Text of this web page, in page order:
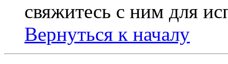
свяжитесь с ним для
Вернуться к началу